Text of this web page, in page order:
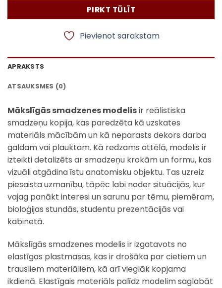
PIRKT TŪLĪT
Pievienot sarakstam
APRAKSTS
ATSAUKSMES (0)
Mākslīgās smadzenes modelisir reālistiska
smadzeņu kopija, kas paredzēta kā uzskates
materiāls mācībām un kā neparasts dekors darba
galdam vai plauktam. Kā redzams attēlā, modelis ir
izteikti detalizēts ar smadzeņu krokām un formu, kas
vizuāli atgādina īstu anatomisku objektu. Tas uzreiz
piesaista uzmanību, tāpēc labi noder situācijās, kur
vajag panākt interesi un sarunu par tēmu, piemēram,
bioloģijas stundās, studentu prezentācijās vai
kabinetā.
Mākslīgās smadzenes modelis ir izgatavots no
elastīgas plastmasas, kas ir drošāka par cietiem un
trausliem materiāliem, kā arī vieglāk kopjama
ikdienā. Elastīgais materiāls palīdz modelim saglabāt